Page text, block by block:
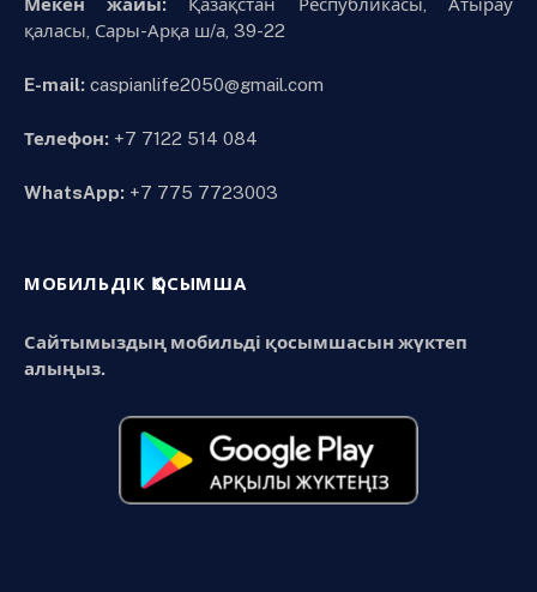
қаласы, Сары-Арқа ш/а, 39-22
E-mail: caspianlife2050@gmail.com
Телефон: +7 7122 514 084
WhatsApp: +7 775 7723003
МОБИЛЬДІК ҚОСЫМША
Сайтымыздың мобильді қосымшасын жүктеп
алыңыз.